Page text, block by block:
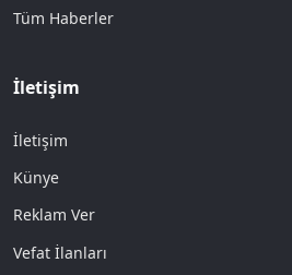
Tüm Haberler
İletişim
İletişim
Künye
Reklam Ver
Vefat İlanları